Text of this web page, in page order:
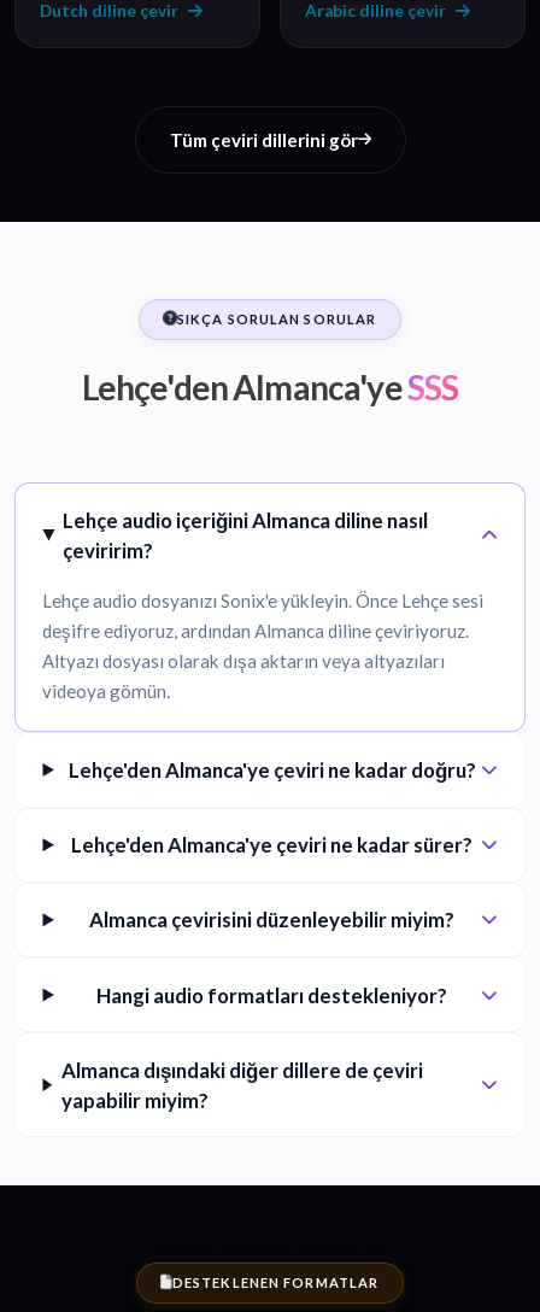
Dutch diline çevir Arabic diline çevir
Tüm çeviri dillerini gör
SIKÇA SORULAN SORULAR
Lehçe'den Almanca'yeSSS
Lehçe audio içeriğini Almanca diline nasıl
çeviririm?
Lehçe audio dosyanızı Sonix'e yükleyin. Önce Lehçe sesi
deşifre ediyoruz, ardından Almanca diline çeviriyoruz.
Altyazı dosyası olarak dışa aktarın veya altyazıları
videoya gömün.
Lehçe'den Almanca'ye çeviri ne kadar doğru?
Lehçe'den Almanca'ye çeviri ne kadar sürer?
Almanca çevirisini düzenleyebilir miyim?
Hangi audio formatları destekleniyor?
Almanca dışındaki diğer dillere de çeviri
yapabilir miyim?
DESTEKLENEN FORMATLAR